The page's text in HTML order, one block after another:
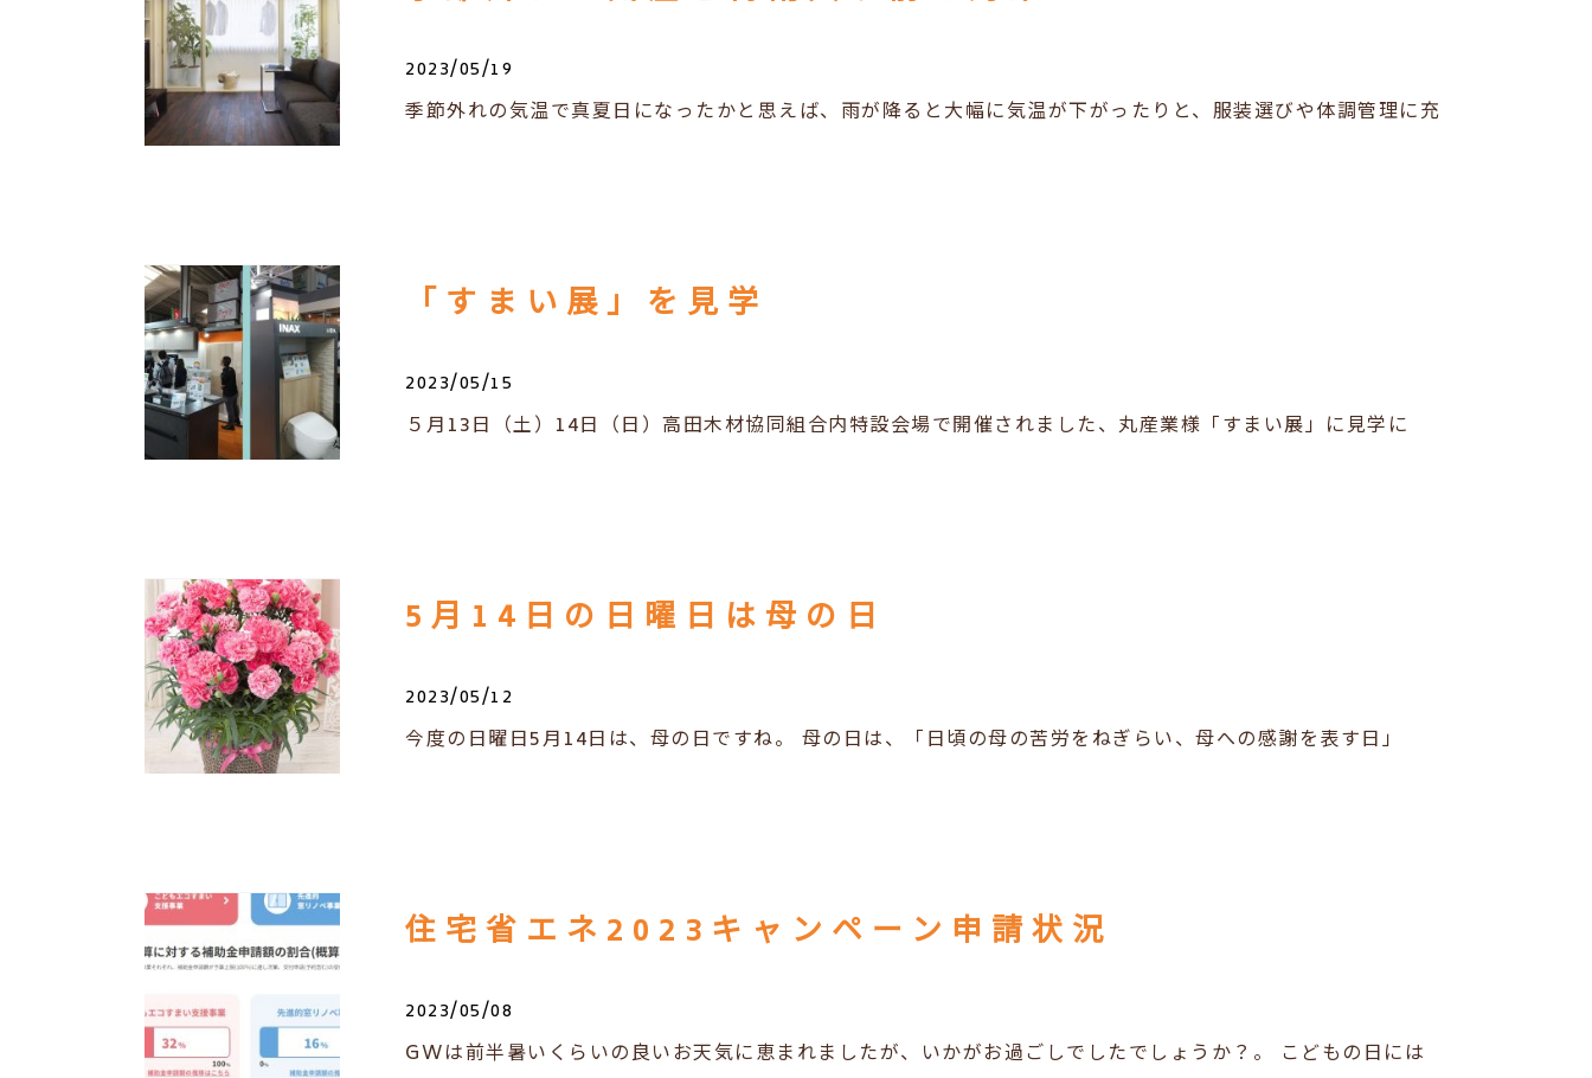
2023/05/19
季節外れの気温で真夏日になったかと思えば、雨が降ると大幅に気温が下がったりと、服装選びや体調管理に充
「すまい展」を見学
2023/05/15
５月13日（土）14日（日）高田木材協同組合内特設会場で開催されました、丸産業様「すまい展」に見学に
5月14日の日曜日は母の日
2023/05/12
今度の日曜日5月14日は、母の日ですね。 母の日は、「日頃の母の苦労をねぎらい、母への感謝を表す日」
住宅省エネ2023キャンペーン申請状況
2023/05/08
GWは前半暑いくらいの良いお天気に恵まれましたが、いかがお過ごしでしたでしょうか？。 こどもの日には